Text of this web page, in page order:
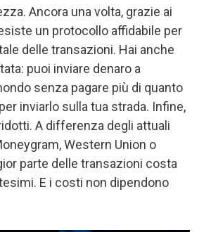
Ancora una volta, grazie ai
un protocollo affidabile per
delle transazioni. Hai anche
puoi inviare denaro a
senza pagare più di quanto
inviarlo sulla tua strada. Infine,
A differenza degli attuali
Western Union o
parte delle transazioni costa
E i costi non dipendono